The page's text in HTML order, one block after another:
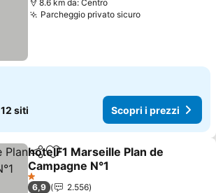
8.6 km da: Centro
Parcheggio privato sicuroScopri i
12 siti Scopri i prezzi
CondividiAggiungi ai preferiti
hotelF1 Marseille Plan de
Campagne N°1
Scopri i prezzi
1 Stelle
6,9
2.556